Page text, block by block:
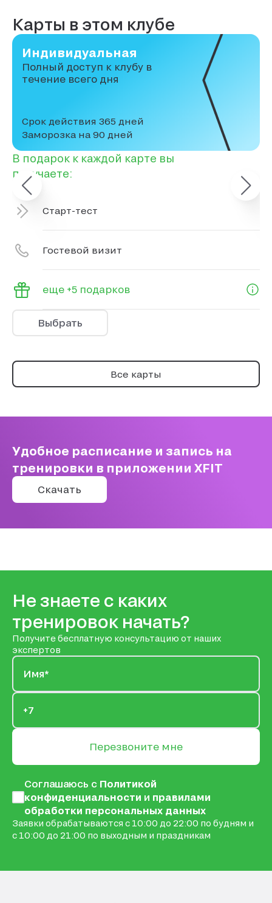
Карты в этом клубе
Индивидуальная
Полный доступ к клубу в
течение всего дня
Срок действия 365 дней
Заморозка на 90 дней
В подарок к каждой карте вы
получаете:
Старт-тест
Гостевой визит
еще +5 подарков
Выбрать
Все карты
Удобное расписание и запись на
тренировки в приложении XFIT
Скачать
Не знаете с каких
тренировок начать?
Получите бесплатную консультацию от наших
экспертов
Перезвоните мне
Соглашаюсь с Политикой
конфиденциальности и правилами
обработки персональных данных
Заявки обрабатываются с 10:00 до 22:00 по будням и
с 10:00 до 21:00 по выходным и праздникам